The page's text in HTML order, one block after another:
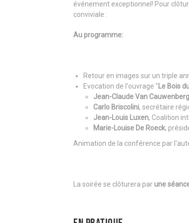
événement exceptionnel! Pour
conviviale :
Au programme:
Retour en images sur un triple
Evocation de l'ouvrage "Le Bois
Jean-Claude Van
Carlo Briscolini, secrétaire
Jean-Louis Luxen, Coalition
Marie-Louise De Roeck,
Animation de la conférence par
La soirée se clôturera par une